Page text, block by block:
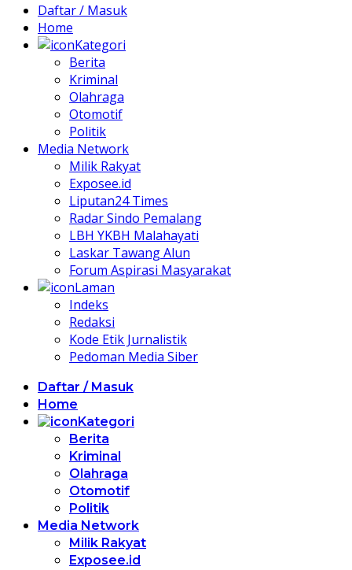
Daftar / Masuk
Home
Kategori
Berita
Kriminal
Olahraga
Otomotif
Politik
Media Network
Milik Rakyat
Exposee.id
Liputan24 Times
Radar Sindo Pemalang
LBH YKBH Malahayati
Laskar Tawang Alun
Forum Aspirasi Masyarakat
Laman
Indeks
Redaksi
Kode Etik Jurnalistik
Pedoman Media Siber
Daftar / Masuk
Home
Kategori
Berita
Kriminal
Olahraga
Otomotif
Politik
Media Network
Milik Rakyat
Exposee.id